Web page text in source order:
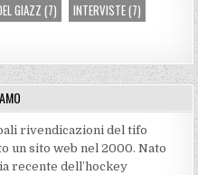
GIAZZ(7) INTERVISTE(7)
rivendicazioni del tifo
un sito web nel 2000. Nato
recente dell’hockey